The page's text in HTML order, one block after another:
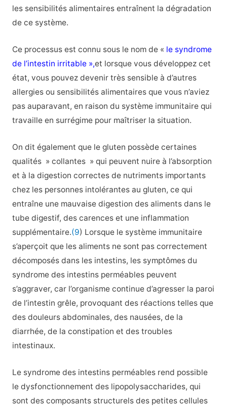
les sensibilités alimentaires entraînent la dégradation
de ce système.
Ce processus est connu sous le nom de « le syndrome
de l’intestin irritable »,et lorsque vous développez cet
état, vous pouvez devenir très sensible à d’autres
allergies ou sensibilités alimentaires que vous n’aviez
pas auparavant, en raison du système immunitaire qui
travaille en surrégime pour maîtriser la situation.
On dit également que le gluten possède certaines
qualités » collantes » qui peuvent nuire à l’absorption
et à la digestion correctes de nutriments importants
chez les personnes intolérantes au gluten, ce qui
entraîne une mauvaise digestion des aliments dans le
tube digestif, des carences et une inflammation
supplémentaire.(9) Lorsque le système immunitaire
s’aperçoit que les aliments ne sont pas correctement
décomposés dans les intestins, les symptômes du
syndrome des intestins perméables peuvent
s’aggraver, car l’organisme continue d’agresser la paroi
de l’intestin grêle, provoquant des réactions telles que
des douleurs abdominales, des nausées, de la
diarrhée, de la constipation et des troubles
intestinaux.
Le syndrome des intestins perméables rend possible
le dysfonctionnement des lipopolysaccharides, qui
sont des composants structurels des petites cellules